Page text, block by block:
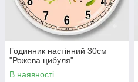
Годинник настінний 30см
"Рожева цибуля"
В наявності